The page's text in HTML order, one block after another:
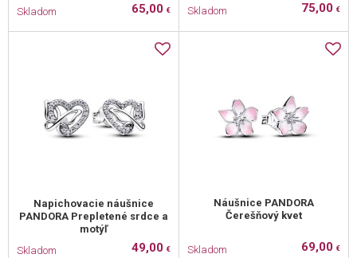
Skladom
65,00 €
Skladom
75,00 €
Napichovacie náušnice
PANDORA Prepletené srdce a
motýľ
Skladom
49,00 €
Náušnice PANDORA
Čerešňový kvet
Skladom 69,00 €